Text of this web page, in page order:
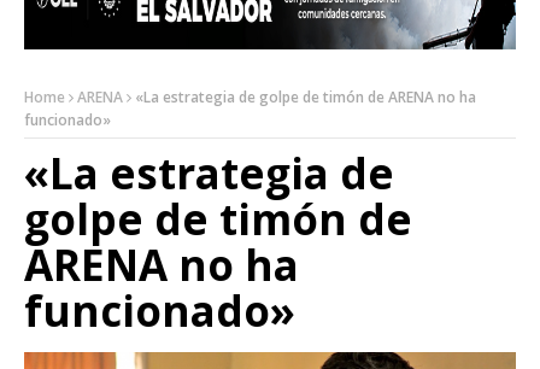
Home ARENA
«La estrategia de golpe de timón de ARENA no ha
funcionado»
«La estrategia de
golpe de timón de
ARENA no ha
funcionado»